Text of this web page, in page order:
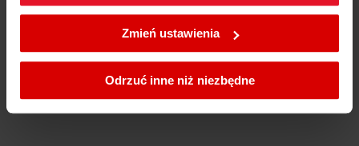
W każdej chwili możesz zmienić wybrane przez Ciebie
ustawienia plików cookies wchodząc w zakładkę
Zmień ustawienia
Odrzuć inne niż niezbędne
Napisz do działu obsługi klienta i uzyskaj
Przejdź